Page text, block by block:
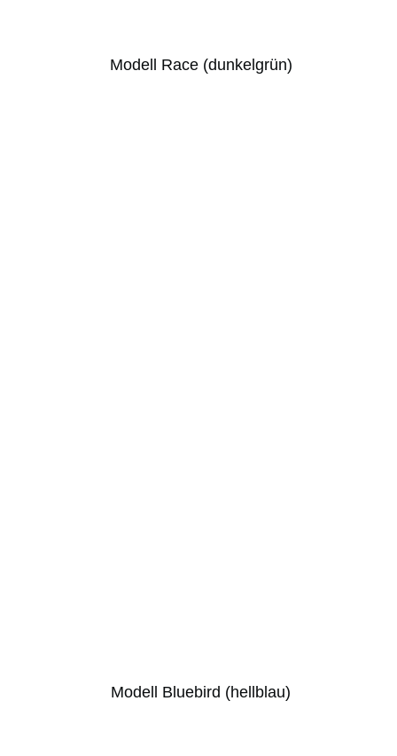
Modell Race (dunkelgrün)
Modell Bluebird (hellblau)